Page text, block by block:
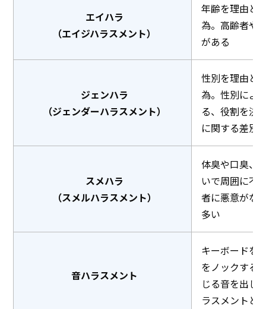
エイハラ
（エイジハラスメント）
年齢を理由と
為。高齢者や
がある
ジェンハラ
（ジェンダーハラスメント）
性別を理由と
為。性別によ
る、役割を決
に関する差別
スメハラ
（スメルハラスメント）
体臭や口臭、
いで周囲に不
者に悪意がな
多い
音ハラスメント
キーボードを
をノックする
じる音を出し
ラスメントと